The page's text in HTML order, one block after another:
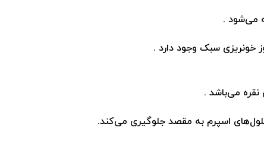
می‌شود .
خونریزی سبک وجود دارد .
می‌باشد .
اسپرم به مقصد جلوگیری می‌کند.